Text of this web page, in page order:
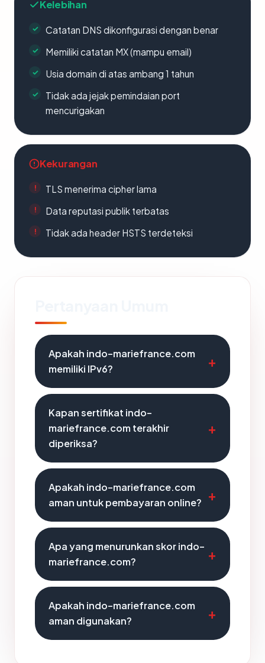
Kelebihan
Catatan DNS dikonfigurasi dengan benar
Memiliki catatan MX (mampu email)
Usia domain di atas ambang 1 tahun
Tidak ada jejak pemindaian port
mencurigakan
Kekurangan
TLS menerima cipher lama
Data reputasi publik terbatas
Tidak ada header HSTS terdeteksi
Apakah indo-mariefrance.com
memiliki IPv6?
Kapan sertifikat indo-
mariefrance.com terakhir
diperiksa?
Apakah indo-mariefrance.com
aman untuk pembayaran online?
Apa yang menurunkan skor indo-
mariefrance.com?
Apakah indo-mariefrance.com
aman digunakan?